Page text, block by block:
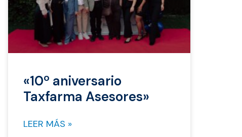
«10º aniversario
Taxfarma Asesores»
LEER MÁS »